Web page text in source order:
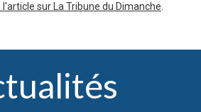
sur La Tribune du Dimanche